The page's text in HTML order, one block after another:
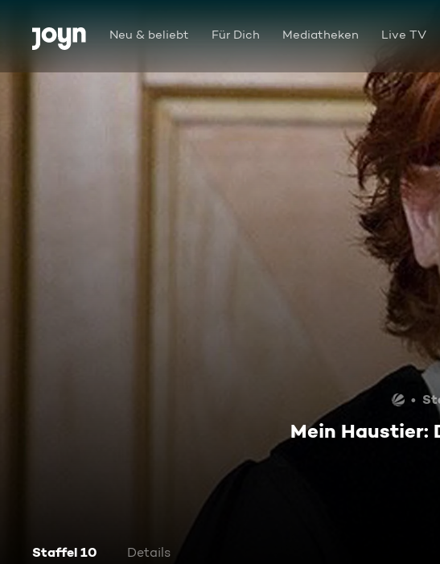
Zum Inhalt springen
Barrierefrei Neu & beliebt Für Dich Mediatheken Live TV
Mein Haustier:
Staffel 10 Details